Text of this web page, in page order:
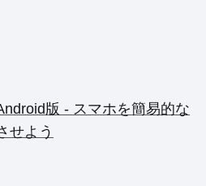
版 - スマホを簡易的な
せよう